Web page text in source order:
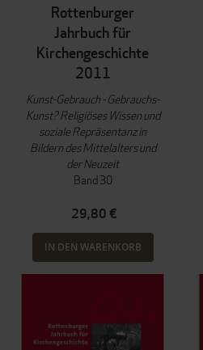
Rottenburger
Jahrbuch für
Kirchengeschichte
2011
Kunst-Gebrauch - Gebrauchs-
Kunst? Religiöses Wissen und
soziale Repräsentanz in
Bildern des Mittelalters und
der Neuzeit
Band 30
29,80 €
IN DEN WARENKORB